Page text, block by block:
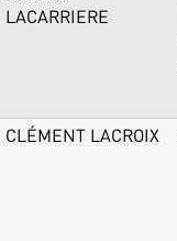
LACARRIERE
CLÉMENT LACROIX